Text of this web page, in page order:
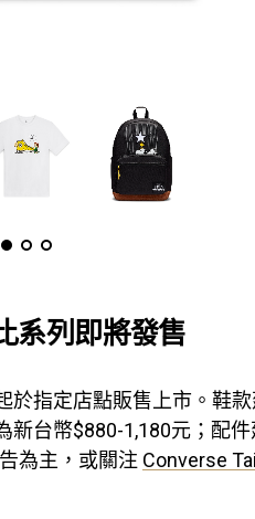
系列即將發售
於指定店點販售上市。鞋
新台幣$880-1,180元；配
為主，或關注 Converse